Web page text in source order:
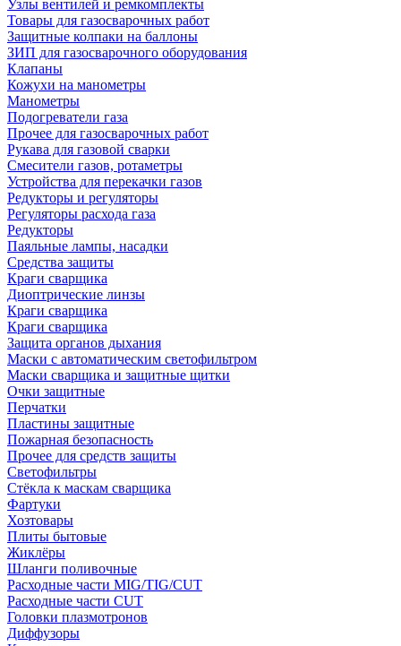
Узлы вентилей и ремкомплекты
Товары для газосварочных работ
Защитные колпаки на баллоны
ЗИП для газосварочного оборудования
Клапаны
Кожухи на манометры
Манометры
Подогреватели газа
Прочее для газосварочных работ
Рукава для газовой сварки
Смесители газов, ротаметры
Устройства для перекачки газов
Редукторы и регуляторы
Регуляторы расхода газа
Редукторы
Паяльные лампы, насадки
Средства защиты
Краги сварщика
Диоптрические линзы
Краги сварщика
Краги сварщика
Защита органов дыхания
Маски с автоматическим светофильтром
Маски сварщика и защитные щитки
Очки защитные
Перчатки
Пластины защитные
Пожарная безопасность
Прочее для средств защиты
Светофильтры
Стёкла к маскам сварщика
Фартуки
Хозтовары
Плиты бытовые
Жиклёры
Шланги поливочные
Расходные части MIG/TIG/CUT
Расходные части CUT
Головки плазмотронов
Диффузоры